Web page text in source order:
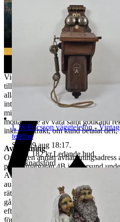
konsumenten/köparen uttryckligen
börjar utföras och gått med på att
tjänsten har fullgjorts. Om
används för att ej behöva stå fast
budgivningsprocessen, förbehåller
kundens konto för vidare budgivning
REKLAMATION
Vid Reklamation ska kunden
till tradera@jabab.se samt bifoga
alla sidor och packmateriel. Notera
inte lever upp till kundens
mindre defekter är inte ett giltigt skäl
mottagande av vara samt godkänd
inkl. returfrakt, om kund betalat den,
Avhämtning
Om ingen annan avhämtningsadress
på Tjalmargatan 4B i Östersund
Avhämtning av vunna varor skall
auktion. Om varan ej hämtas inom
rätten till återbetalning är förbrukad.
går det skicka ett ombud. Ombudet
efternamn, varubeskrivning & egen
förpackade & kunden måste själv
L M Ericsson väggtelefon -
telefon
Sluttid9 aug 18:17.
Pris:
1 182 kr,Ledande bud.
Marknadsförd